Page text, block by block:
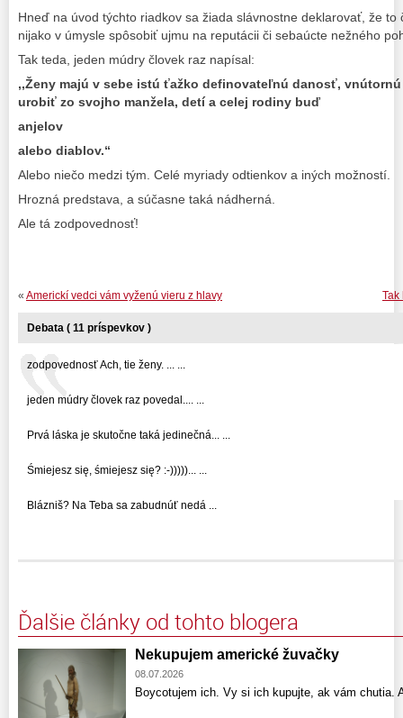
Hneď na úvod týchto riadkov sa žiada slávnostne deklarovať, že
nijako v úmysle spôsobiť ujmu na reputácii či sebaúcte nežného
Tak teda, jeden múdry človek raz napísal:
,,Ženy majú v sebe istú ťažko definovateľnú danosť,
urobiť zo svojho manžela, detí a celej rodiny buď
anjelov
alebo diablov.“
Alebo niečo medzi tým. Celé myriady odtienkov a iných možností.
Hrozná predstava, a súčasne taká nádherná.
Ale tá zodpovednosť!
Tak
« Americkí vedci vám vyženú vieru z hlavy
Debata ( 11 príspevkov )
zodpovednosť Ach, tie ženy. ... ...
jeden múdry človek raz povedal.... ...
Prvá láska je skutočne taká jedinečná... ...
Śmiejesz się, śmiejesz się? :-)))))... ...
Blázniš? Na Teba sa zabudnúť nedá ...
Ďalšie články od tohto blogera
Nekupujem americké žuvačky
08.07.2026
Boycotujem ich. Vy si ich kupujte, ak vám chutia.